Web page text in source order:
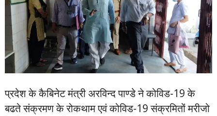
प्रदेश के कैबिनेट मंत्री अरविन्द पाण्डे ने कोविड-19 के
बढते संक्रमण के रोकथाम एवं कोविड-19 संक्रमितों मरीजो